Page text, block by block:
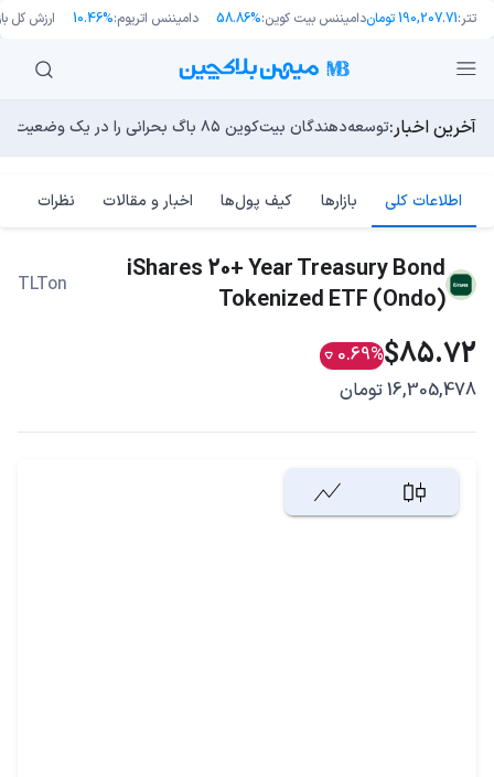
تتر:190,207.71 تومان دامیننس بیت کوین:58.86% دامیننس اتریوم:10.46% ارزش کل
آخرین اخبار:توسعه‌دهندگان بیت‌کوین ۸۵ باگ بحرانی را در یک وضعیت «فوق‌العاده بد» شناسایی کردند
اوج‌گیری طلا با تقاضای چین؛ چرا قیمت بیت کوین در ۶۴ هزار دلار درجا می‌زند؟
بدترین نمودار برای گاوهای بیت کوین؛ آیا دوران رالی‌های
انتقال ۶۶ میلیون دلاری بیت کوین توسط مایکرواستراتژی؛ آیا فشار فروش جدیدی در راه است؟
یک نقشه راه کوانتومی، بیت‌کوین را بسیار بالاتر خواهد برد
اطلاعات کلی بازارها کیف پول‌ها اخبار و مقالات نظرات
iShares 20+ Year Treasury Bond
Tokenized ETF (Ondo)
TLTon
$85.72
0.69%
16,305,478 تومان